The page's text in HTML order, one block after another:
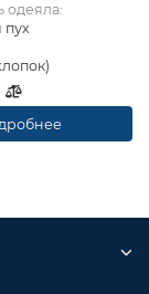
одеяла:
пух